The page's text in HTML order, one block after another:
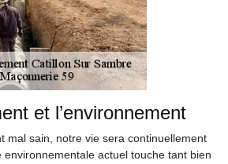
et l’environnement
mal sain, notre vie sera continuellement
environnementale actuel touche tant bien